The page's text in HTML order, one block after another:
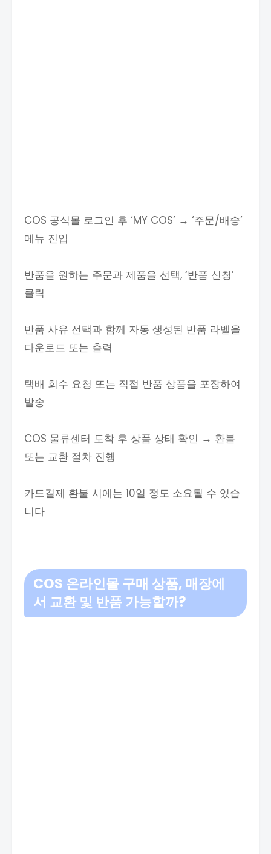
COS 공식몰 로그인 후 ‘MY COS’ → ‘주문/배송’
메뉴 진입
반품을 원하는 주문과 제품을 선택, ‘반품 신청’
클릭
반품 사유 선택과 함께 자동 생성된 반품 라벨을
다운로드 또는 출력
택배 회수 요청 또는 직접 반품 상품을 포장하여
발송
COS 물류센터 도착 후 상품 상태 확인 → 환불
또는 교환 절차 진행
카드결제 환불 시에는 10일 정도 소요될 수 있습
니다
COS 온라인몰 구매 상품, 매장에
서 교환 및 반품 가능할까?